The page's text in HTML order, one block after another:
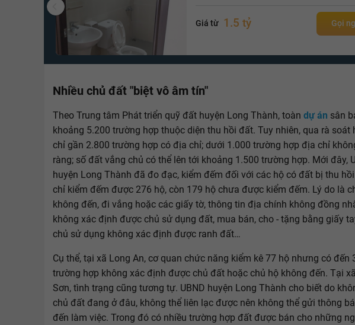
Giá từ 1.5 tỷ Gọi
Nhiều chủ đất "biệt vô âm tín"
Theo Trung tâm Phát triển quỹ đất huyện Long Thành, toàn dự án sân
khoảng 5.200 trường hợp thuộc diện thu hồi đất. Tuy nhiên, qua rà soát
chỉ gần 2.800 trường hợp có địa chỉ; dưới 1.000 trường hợp địa chỉ
ràng; số đất vắng chủ có thể lên tới khoảng 1.500 trường hợp. Mới đây,
huyện Long Thành đã đo đạc, kiểm đếm đối với các hộ có đất bị thu
chỉ kiểm đếm được 276 hộ, còn 179 hộ chưa được kiểm đếm. Lý do là
không đến, đi vắng hoặc các giấy tờ, thông tin địa chính không đồng
không xác định được chủ sử dụng đất, mua bán, cho - tặng bằng giấy
chủ sử dụng không xác định được ranh đất…
Cụ thể, tại xã Long An, cơ quan chức năng kiểm kê 77 hộ nhưng có đến
trường hợp không xác định được chủ đất hoặc chủ hộ không đến. Tại
Sơn, tình trạng cũng tương tự. UBND huyện Long Thành cho biết do
chủ đất đang ở đâu, không thể liên lạc được nên không thể gửi thông
đến làm việc. Trong đó có nhiều trường hợp đất được bán cho những